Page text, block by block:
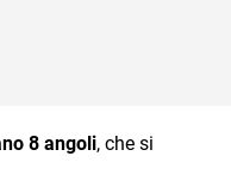
8 angoli, che si